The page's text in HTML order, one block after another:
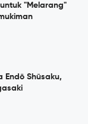
"Melarang"
Endō Shūsaku,